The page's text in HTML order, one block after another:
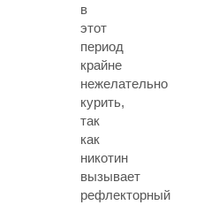
в
этот
период
крайне
нежелательно
курить,
так
как
никотин
вызывает
рефлекторный